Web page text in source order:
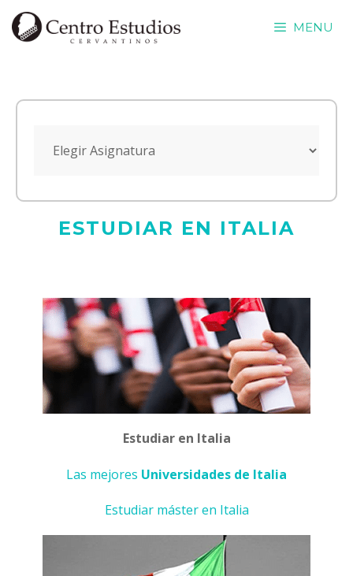
Saltar
MENU
ESTUDIAR EN ITALIA
Estudiar en Italia
Las mejores Universidades de Italia
Estudiar máster en Italia